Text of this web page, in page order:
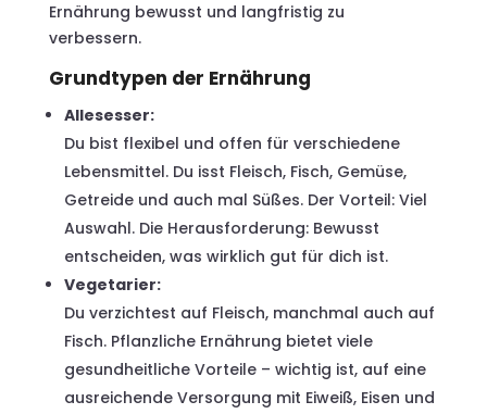
Ernährung bewusst und langfristig zu
verbessern.
Grundtypen der Ernährung
Allesesser:
Du bist flexibel und offen für verschiedene
Lebensmittel. Du isst Fleisch, Fisch, Gemüse,
Getreide und auch mal Süßes. Der Vorteil: Viel
Auswahl. Die Herausforderung: Bewusst
entscheiden, was wirklich gut für dich ist.
Vegetarier:
Du verzichtest auf Fleisch, manchmal auch auf
Fisch. Pflanzliche Ernährung bietet viele
gesundheitliche Vorteile – wichtig ist, auf eine
ausreichende Versorgung mit Eiweiß, Eisen und